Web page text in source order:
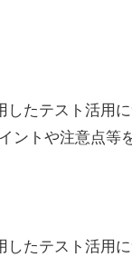
たテスト活用
ントや注意点等
たテスト活用